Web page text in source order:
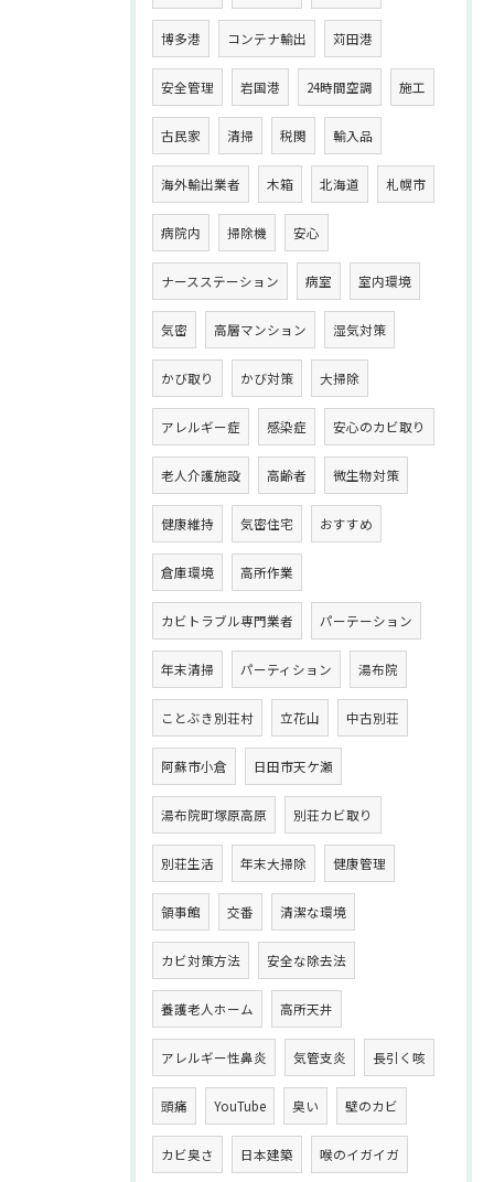
博多港 コンテナ輸出 苅田港
安全管理 岩国港 24時間空調 施工
古民家 清掃 税関 輸入品
海外輸出業者 木箱 北海道 札幌市
病院内 掃除機 安心
ナースステーション 病室 室内環境
気密 高層マンション 湿気対策
かび取り かび対策 大掃除
アレルギー症 感染症 安心のカビ取り
老人介護施設 高齢者 微生物対策
健康維持 気密住宅 おすすめ
倉庫環境 高所作業
カビトラブル専門業者 パーテーション
年末清掃 パーティション 湯布院
ことぶき別荘村 立花山 中古別荘
阿蘇市小倉 日田市天ケ瀬
湯布院町塚原高原 別荘カビ取り
別荘生活 年末大掃除 健康管理
領事館 交番 清潔な環境
カビ対策方法 安全な除去法
養護老人ホーム 高所天井
アレルギー性鼻炎 気管支炎 長引く咳
頭痛 YouTube 臭い 壁のカビ
カビ臭さ 日本建築 喉のイガイガ